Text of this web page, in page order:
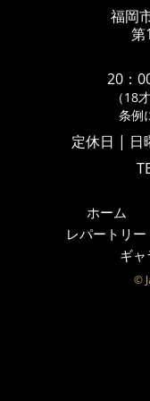
福岡
第
20：
（18
条例
定休日 | 日
ホーム
レパートリー
ギャ
©